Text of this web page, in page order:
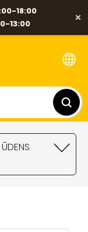
18:00
13:00
×